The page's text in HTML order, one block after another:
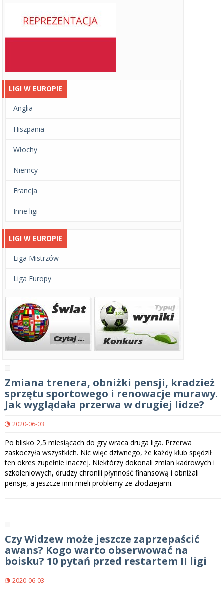
LIGI W EUROPIE
Anglia
Hiszpania
Włochy
Niemcy
Francja
Inne ligi
LIGI W EUROPIE
Liga Mistrzów
Liga Europy
Zmiana trenera, obniżki pensji, kradzież
sprzętu sportowego i renowacje murawy.
Jak wyglądała przerwa w drugiej lidze?
2020-06-03
Po blisko 2,5 miesiącach do gry wraca druga liga. Przerwa
zaskoczyła wszystkich. Nic więc dziwnego, że każdy klub spędził
ten okres zupełnie inaczej. Niektórzy dokonali zmian kadrowych i
szkoleniowych, drudzy chronili płynność finansową i obniżali
pensje, a jeszcze inni mieli problemy ze złodziejami.
Czy Widzew może jeszcze zaprzepaścić
awans? Kogo warto obserwować na
boisku? 10 pytań przed restartem II ligi
2020-06-03